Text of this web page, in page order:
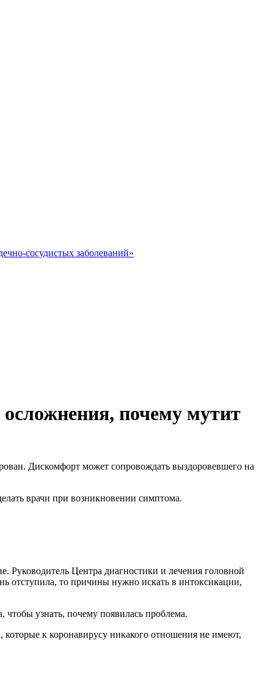
сосудистых заболеваний»
осложнения, почему мутит
Дискомфорт может сопровождать выздоровевшего на
врачи при возникновении симптома.
Руководитель Центра диагностики и лечения головной
отступила, то причины нужно искать в интоксикации,
узнать, почему появилась проблема.
которые к коронавирусу никакого отношения не имеют,